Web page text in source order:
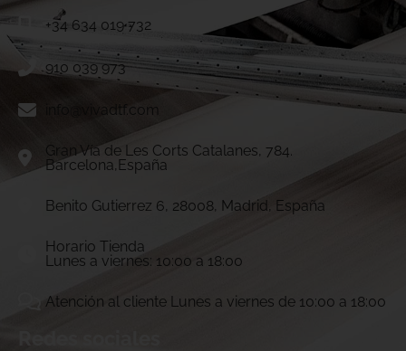
+34 634 019 732
910 039 973
info@vivadtf.com
Gran Vía de Les Corts Catalanes, 784.
Barcelona,España
Benito Gutierrez 6, 28008, Madrid, España
Horario Tienda
Lunes a viernes: 10:00 a 18:00
Atención al cliente Lunes a viernes de 10:00 a 18:00